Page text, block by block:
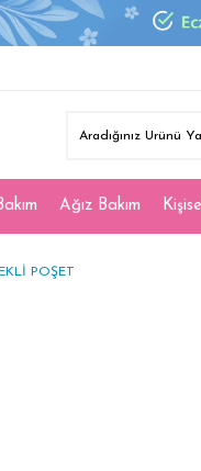
Ağız Bakım
POŞET